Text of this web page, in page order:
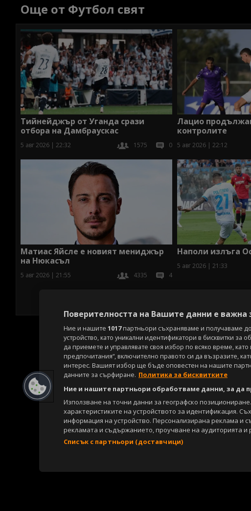
Още от Футбол свят
Тийнейджър от Уганда срази
отбора на Дамбраускас
5 авг 2026 | 22:32 1575 0
Лацио
контролите
5 авг 2026 | 22:12
Матиас Яйсле е новият мениджър
на Нюкасъл
5 авг 2026 | 21:55 4335 4
Наполи излъга
5 авг 2026 | 21:33
Поверителността на Вашите данни е важна
Ние и нашите 1017партньори съхраняваме и получаваме
устройство, като уникални идентификатори в бисквитки за
да приемете и управлявате своя избор по всяко време,
предпочитания“, включително правото си да възразите,
интерес. Вашият избор ще бъде оповестен на нашите
данните за сърфиране. Политика за бисквитките
Ние и нашите партньори обработваме данни, за да
Използване на точни данни за географско
характеристиките на устройството за идентификация.
информация на устройство. Персонализирана реклама и
рекламата и съдържанието, проучване на аудиторията и
Списък с партньори (доставчици)